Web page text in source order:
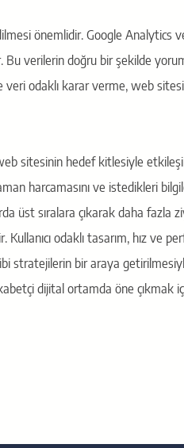
önemlidir. Google Analytics
Bu verilerin doğru bir şekilde
odaklı karar verme, web
sitesinin hedef kitlesiyle
harcamasını ve istedikleri
üst sıralara çıkarak daha fazla
odaklı tasarım, hız ve
stratejilerin bir araya
dijital ortamda öne çıkmak